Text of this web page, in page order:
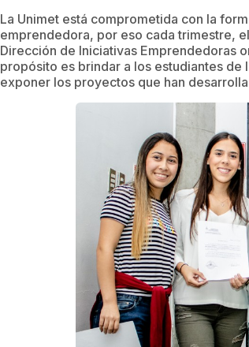
La Unimet está comprometida con la
emprendedora, por eso cada trimestre,
Dirección de Iniciativas Emprendedoras
propósito es brindar a los estudiantes
exponer los proyectos que han